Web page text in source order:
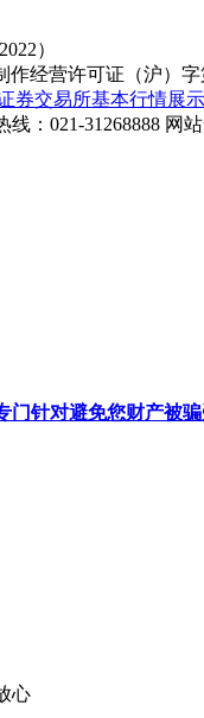
）
作经营许可证（沪）字
券交易所基本行情展
：021-31268888 网
针对避免您财产被
心